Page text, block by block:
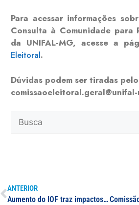
Para acessar informações
Consulta à Comunidade para
da UNIFAL-MG, acesse a
Eleitoral.
Dúvidas podem ser tiradas
ANTERIOR
Aumento do IOF traz impactos para consumidores; docente da UNIFAL-MG dá dicas para enfrentar nova taxa